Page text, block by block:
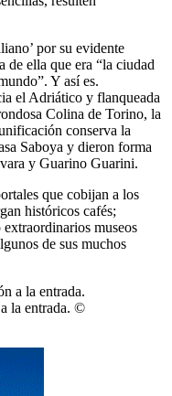
por su evidente
de ella que era “la ciudad
Y así es.
el Adriático y flanqueada
Colina de Torino, la
conserva la
Saboya y dieron forma
y Guarino Guarini.
que cobijan a los
históricos cafés;
extraordinarios museos
de sus muchos
la entrada. ©